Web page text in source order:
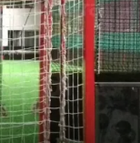
Teknik
internet
amacı, sitenin
sitesinin
yapabilmeye
Çerezler
kullanım şekli,